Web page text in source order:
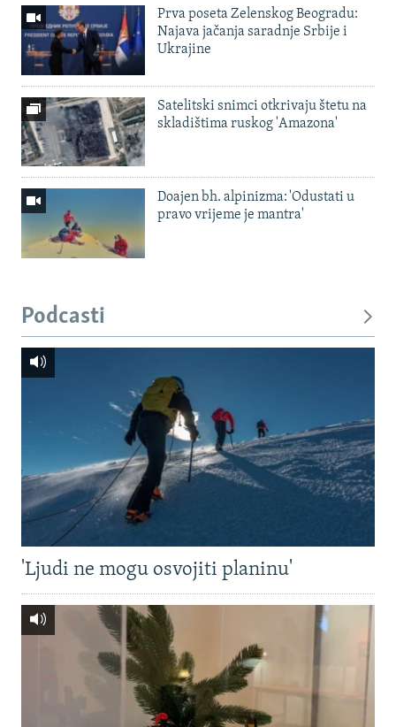
Prva poseta Zelenskog Beogradu:
Najava jačanja saradnje Srbije i
Ukrajine
Satelitski snimci otkrivaju štetu na
skladištima ruskog 'Amazona'
Doajen bh. alpinizma: 'Odustati u
pravo vrijeme je mantra'
Podcasti
'Ljudi ne mogu osvojiti planinu'